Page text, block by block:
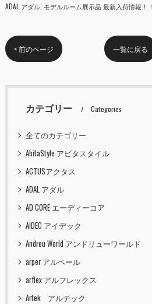
ADAL アダル モデルルーム展示品 最新入荷情報！！
< 前のページ 一覧に戻る
カテゴリー Categories
全てのカテゴリー
AbitaStyle アビタスタイル
ACTUSアクタス
ADAL アダル
AD CORE エーディーコア
AIDEC アイデック
Andreu World アンドリューワールド
arper アルペール
arflex アルフレックス
Artek アルテック